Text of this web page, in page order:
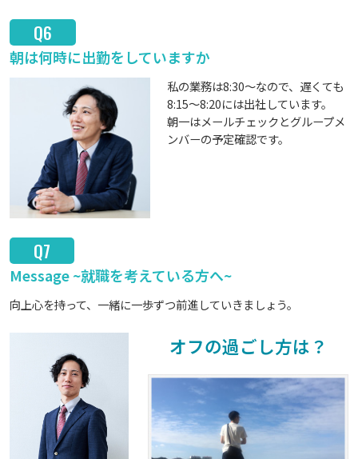
Q6
朝は何時に出勤をしていますか
私の業務は8:30～なので、遅くても
8:15～8:20には出社しています。
朝一はメールチェックとグループメ
ンバーの予定確認です。
Q7
Message ~就職を考えている方へ~
向上心を持って、一緒に一歩ずつ前進していきましょう。
オフの過ごし方は？